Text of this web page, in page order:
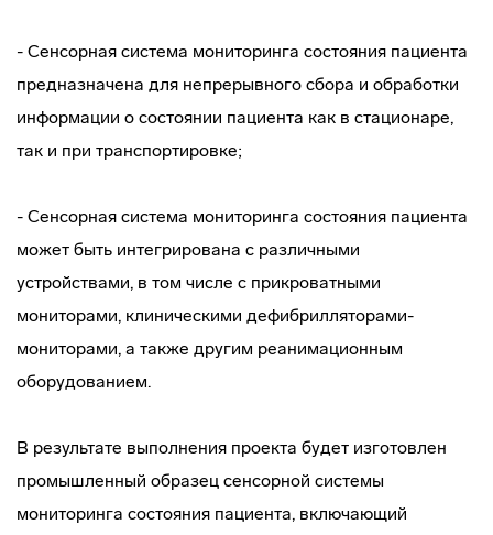
- Сенсорная система мониторинга состояния пациента
предназначена для непрерывного сбора и обработки
информации о состоянии пациента как в стационаре,
так и при транспортировке;
- Сенсорная система мониторинга состояния пациента
может быть интегрирована с различными
устройствами, в том числе с прикроватными
мониторами, клиническими дефибрилляторами-
мониторами, а также другим реанимационным
оборудованием.
В результате выполнения проекта будет изготовлен
промышленный образец сенсорной системы
мониторинга состояния пациента, включающий